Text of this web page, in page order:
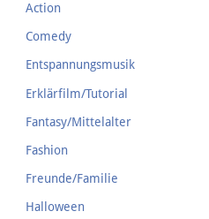
Action
Comedy
Entspannungsmusik
Erklärfilm/Tutorial
Fantasy/Mittelalter
Fashion
Freunde/Familie
Halloween